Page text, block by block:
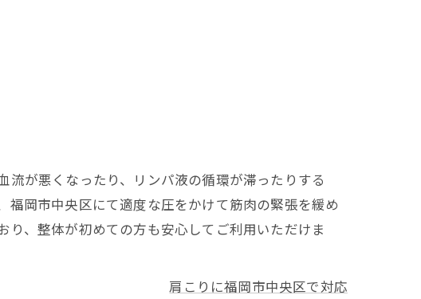
が悪くなったり、リンパ液の循環が滞ったりする
岡市中央区にて適度な圧をかけて筋肉の緊張を緩め
、整体が初めての方も安心してご利用いただけま
肩こりに福岡市中央区で対応